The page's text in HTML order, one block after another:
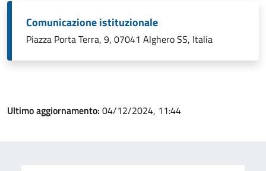
Comunicazione istituzionale
Piazza Porta Terra, 9, 07041 Alghero SS, Italia
Ultimo aggiornamento: 04/12/2024, 11:44